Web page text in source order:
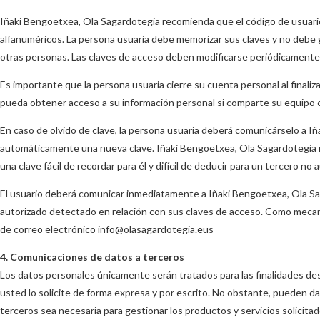
Iñaki Bengoetxea, Ola Sagardotegia recomienda que el código de
alfanuméricos. La persona usuaria debe memorizar sus claves y no
otras personas. Las claves de acceso deben modificarse
Es importante que la persona usuaria cierre su cuenta personal al
pueda obtener acceso a su información personal si comparte su
En caso de olvido de clave, la persona usuaria deberá comunicárselo a
automáticamente una nueva clave. Iñaki Bengoetxea, Ola
una clave fácil de recordar para él y difícil de deducir para un tercero no
El usuario deberá comunicar inmediatamente a Iñaki Bengoetxea, Ola
autorizado detectado en relación con sus claves de acceso. Como
de correo electrónico info@olasagardotegia.eus
4. Comunicaciones de datos a terceros
Los datos personales únicamente serán tratados para las finalidades
usted lo solicite de forma expresa y por escrito. No obstante, pueden
terceros sea necesaria para gestionar los productos y servicios